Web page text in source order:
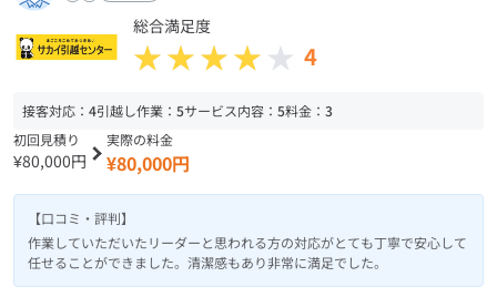
総合満足度
4
接客対応： 4引越し作業： 5サービス内容： 5料金： 3
初回見積り
¥80,000円
実際の料金
¥80,000円
【口コミ・評判】
作業していただいたリーダーと思われる方の対応がとても丁寧で安心して
任せることができました。清潔感もあり非常に満足でした。